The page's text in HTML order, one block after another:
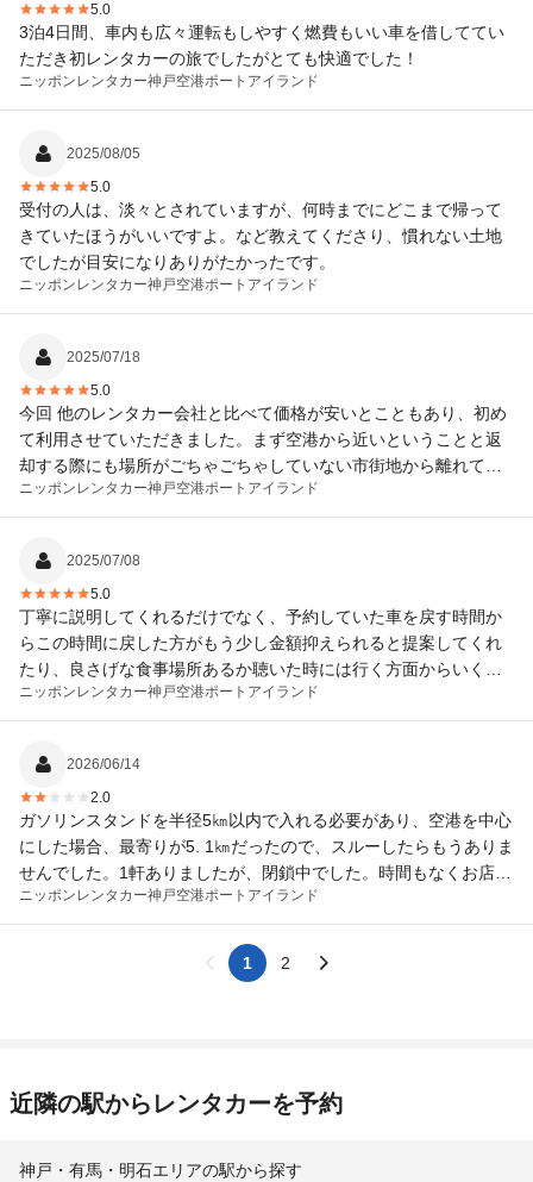
5.0
3泊4日間、車内も広々運転もしやすく燃費もいい車を借しててい
ただき初レンタカーの旅でしたがとても快適でした！
ニッポンレンタカー神戸空港ポートアイランド
2025/08/05
5.0
受付の人は、淡々とされていますが、何時までにどこまで帰って
きていたほうがいいですよ。など教えてくださり、慣れない土地
でしたが目安になりありがたかったです。
ニッポンレンタカー神戸空港ポートアイランド
2025/07/18
5.0
今回 他のレンタカー会社と比べて価格が安いとこともあり、初め
て利用させていただきました。まず空港から近いということと返
却する際にも場所がごちゃごちゃしていない市街地から離れてい
る為、、迷わずスムーズに返却することもできました。次回も利
用させて頂きたいと思います。
ニッポンレンタカー神戸空港ポートアイランド
2025/07/08
5.0
丁寧に説明してくれるだけでなく、予約していた車を戻す時間か
らこの時間に戻した方がもう少し金額抑えられると提案してくれ
たり、良さげな食事場所あるか聴いた時には行く方面からいくつ
か教えてくれたりなど非常に好感を持てる対応をして下さいまし
た。
ニッポンレンタカー神戸空港ポートアイランド
2026/06/14
2.0
ガソリンスタンドを半径5㎞以内で入れる必要があり、空港を中心
にした場合、最寄りが5. 1㎞だったので、スルーしたらもうありま
せんでした。1軒ありましたが、閉鎖中でした。時間もなくお店の
規定に従って走行距離×リッター210円で9528円の請求でした。エ
クリプスクロスのタンク容量が仮に45ℓだとすると、満タンでも45
リットル×210円＝9450円で、満タン以上の請求か？といぶかしい
思いでした。出発まで時間がなかったため、そのまま受け入れま
ニッポンレンタカー神戸空港ポートアイランド
1 2
近隣の駅からレンタカーを予約
神戸・有馬・明石エリアの駅から探す